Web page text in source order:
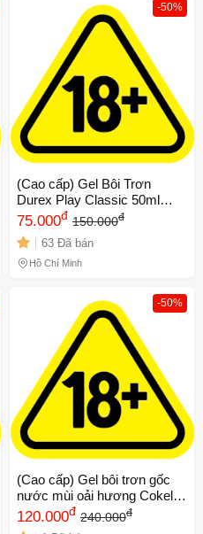
-50%
(Cao cấp) Gel Bôi Trơn
Durex Play Classic 50ml
Chính hãng
75.000đ 150.000đ
63 Đã bán
Hồ Chí Minh
-50%
(Cao cấp) Gel bôi trơn gốc
nước mùi oải hương Cokelife
Camay | Chai 100ml Chính
hãng
120.000đ 240.000đ